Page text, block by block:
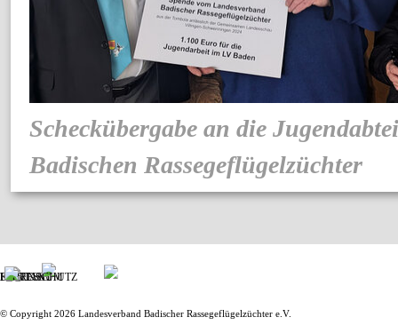
Scheckübergabe an die
Badischen Rassegeflügelzüchter
IMPRESSUM
KONTAKT
DATENSCHUTZ
© Copyright 2026 Landesverband Badischer Rassegeflügelzüchter e.V.